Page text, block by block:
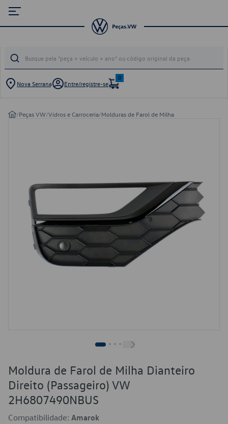
Nova Serrana Entre/registre-se
0
/Peças VW/Vidros e Carroceria/Molduras de Farol de Milha
Moldura de Farol de Milha Dianteiro
Direito (Passageiro) VW
2H6807490NBUS
Compatibilidade: Amarok